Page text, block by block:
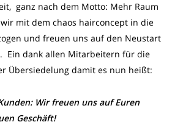
ganz nach dem Motto: Mehr Raum
mit dem chaos hairconcept in die
und freuen uns auf den Neustart
Ein dank allen Mitarbeitern für die
Übersiedelung damit es nun heißt:
Wir freuen uns auf Euren
Geschäft!